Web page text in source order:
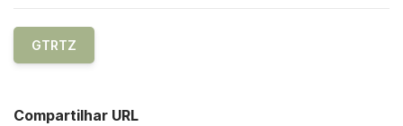
GTRTZ
Compartilhar URL